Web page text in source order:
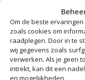
Om de beste
zoals cookies om
raadplegen. Door in te
wij gegevens zoals
verwerken. Als je geen
intrekt, kan dit een
en mogelijkheden.